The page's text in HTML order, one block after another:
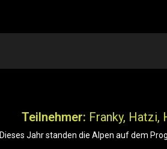
Teilnehmer: Franky, Hatzi,
Dieses Jahr standen die Alpen auf dem